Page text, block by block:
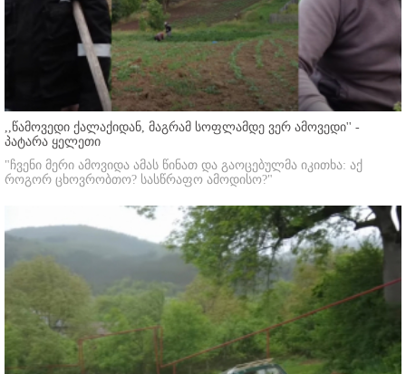
,,წამოვედი ქალაქიდან, მაგრამ სოფლამდე ვერ ამოვედი'' -
პატარა ყელეთი
"ჩვენი მერი ამოვიდა ამას წინათ და გაოცებულმა იკითხა: აქ
როგორ ცხოვრობთო? სასწრაფო ამოდისო?"